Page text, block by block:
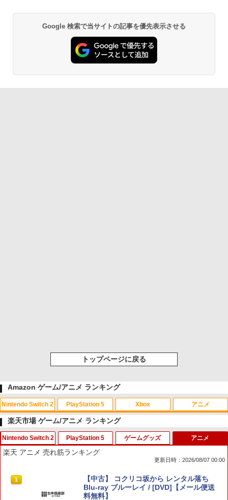
Google 検索で当サイトの記事を優先表示させる
トップページに戻る
Amazon ゲーム/アニメ ランキング
Nintendo Switch 2
1
スプラトゥーン レイダース|オンライン
コード版
￥5,832
PlayStation 5
1
PlayStation 5 デジタル・エディション
日本語専用 Console Language: Japan
ese only (CFI-2200B01)
￥55,000
Xbox
1
【純正品】Xbox ワイヤレス コントロー
ラー + USB-C® ケーブル
￥8,300
アニメ
1
【Amazon.co.jp限定】劇場版モノノ怪
第三章 蛇神 (Amazon.co.jp限定オリジ
ナル三方背収納ケース付きコレクション)
カー特典:【坤と離】二振りの剣、十翼よ
り来たる！スタジオ描き下ろしイラスト
ボード付) [Blu-ray]
楽天市場 ゲーム/アニメ ランキング
Nintendo Switch 2
1
【新品】Nintendo Switch2ソフト ゼル
ダの伝説 ティアーズ オブ ザ キングダム
Nintendo Switch 2 Edition【加納店】
PlayStation 5
1
KontrolFreek コントロールフリーク FP
Sフリーク Galaxy PlayStation 4 PS4 a
nd PlayStation 5 PS5 | Performance T
ゲームグッズ
1
CYBER ・ 高硬度ガラスパネル （ Switc
h2 用）反射防止 ＋ブルーライトカット
タイプ AGC製 強化ガラス 硬度9H 硬度9
アニメ
楽天 アニメ 売れ筋ランキング
更新日時：2026/08/07 00:00
1
【中古】 コクリコ坂から レンタル落ち
Blu-ray ブルーレイ / [DVD]【メール便送
料無料】